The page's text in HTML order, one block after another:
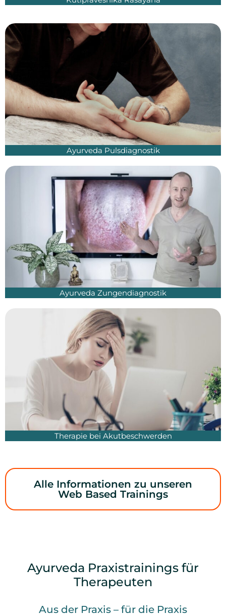
Ayurveda Pulsdiagnostik
Ayurveda Zungendiagnostik
Therapie bei Akutbeschwerden
Alle Informationen zu unseren
Web Based Trainings
Ayurveda Praxistrainings für
Therapeuten
Aus der Praxis – für die Praxis